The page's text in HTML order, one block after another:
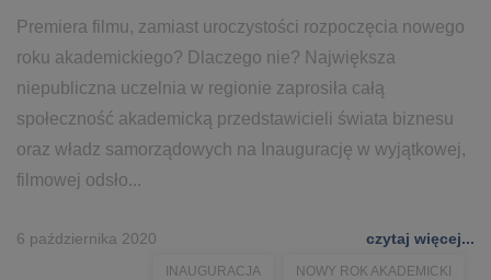
Premiera filmu, zamiast uroczystości rozpoczęcia nowego
roku akademickiego? Dlaczego nie? Największa
niepubliczna uczelnia w regionie zaprosiła całą
społeczność akademicką przedstawicieli świata biznesu
oraz władz samorządowych na Inaugurację w wyjątkowej,
filmowej odsło...
6 października 2020 czytaj więcej...
INAUGURACJA NOWY ROK AKADEMICKI